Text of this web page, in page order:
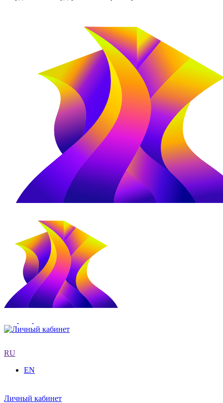
RU
EN
Личный кабинет